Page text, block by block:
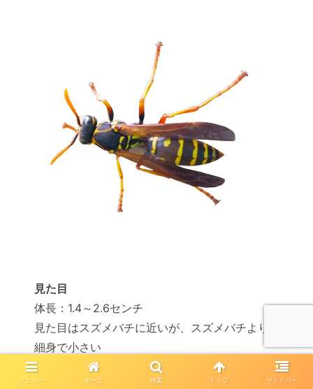
見た目
体長：1.4～2.6センチ
見た目はスズメバチに近いが、スズメバチより
細身で小さい
メニュー ホーム 検索 トップ サイドバー